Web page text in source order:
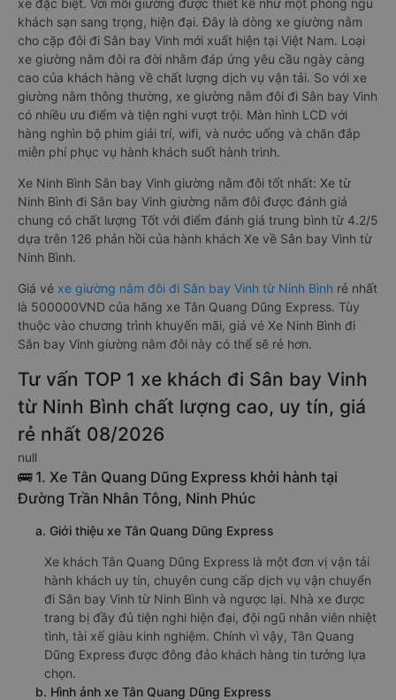
xe đặc biệt. Với mỗi giường được thiết kế như một phòng ngủ
khách sạn sang trọng, hiện đại. Đây là dòng xe giường nằm
cho cặp đôi đi Sân bay Vinh mới xuất hiện tại Việt Nam. Loại
xe giường nằm đôi ra đời nhằm đáp ứng yêu cầu ngày càng
cao của khách hàng về chất lượng dịch vụ vận tải. So với xe
giường nằm thông thường, xe giường nằm đôi đi Sân bay Vinh
có nhiều ưu điểm và tiện nghi vượt trội. Màn hình LCD với
hàng nghìn bộ phim giải trí, wifi, và nước uống và chăn đắp
miễn phí phục vụ hành khách suốt hành trình.
Xe Ninh Bình Sân bay Vinh giường nằm đôi tốt nhất: Xe từ
Ninh Bình đi Sân bay Vinh giường nằm đôi được đánh giá
chung có chất lượng Tốt với điểm đánh giá trung bình từ 4.2/5
dựa trên 126 phản hồi của hành khách Xe về Sân bay Vinh từ
Ninh Bình.
Giá vé xe giường nằm đôi đi Sân bay Vinh từ Ninh Bình rẻ nhất
là 500000VND của hãng xe Tân Quang Dũng Express. Tùy
thuộc vào chương trình khuyến mãi, giá vé Xe Ninh Bình đi
Sân bay Vinh giường nằm đôi này có thể sẽ rẻ hơn.
Tư vấn TOP 1 xe khách đi Sân bay Vinh
từ Ninh Bình chất lượng cao, uy tín, giá
rẻ nhất 08/2026
null
🚌 1. Xe Tân Quang Dũng Express khởi hành tại
Đường Trần Nhân Tông, Ninh Phúc
a. Giới thiệu xe Tân Quang Dũng Express
Xe khách Tân Quang Dũng Express là một đơn vị vận tải
hành khách uy tín, chuyên cung cấp dịch vụ vận chuyển
đi Sân bay Vinh từ Ninh Bình và ngược lại. Nhà xe được
trang bị đầy đủ tiện nghi hiện đại, đội ngũ nhân viên nhiệt
tình, tài xế giàu kinh nghiệm. Chính vì vậy, Tân Quang
Dũng Express được đông đảo khách hàng tin tưởng lựa
chọn.
b. Hình ảnh xe Tân Quang Dũng Express